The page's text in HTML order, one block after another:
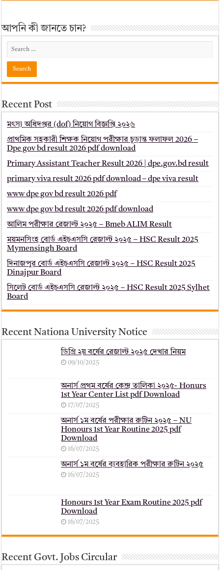
আপনি কী জানতে চান?
Recent Post
মৎস্য অধিদপ্তর (dof) নিয়োগ বিজ্ঞপ্তি ২০২৬
প্রাথমিক সহকারী শিক্ষক নিয়োগ পরীক্ষার চূড়ান্ত ফলাফল 2026 –
Dpe gov bd result 2026 pdf download
Primary Assistant Teacher Result 2026 | dpe.gov.bd result
primary viva result 2026 pdf download – dpe viva result
www dpe gov bd result 2026 pdf
www dpe gov bd result 2026 pdf download
আলিম পরীক্ষার রেজাল্ট ২০২৫ – Bmeb ALIM Result
ময়মনসিংহ বোর্ড এইচএসসি রেজাল্ট ২০২৫ – HSC Result 2025
Mymensingh Board
দিনাজপুর বোর্ড এইচএসসি রেজাল্ট ২০২৫ – HSC Result 2025
Dinajpur Board
সিলেট বোর্ড এইচএসসি রেজাল্ট ২০২৫ – HSC Result 2025 Sylhet
Board
Recent Nationa University Notice
ডিগ্রি ২য় বর্ষের রেজাল্ট ২০২৫ দেখার নিয়ম
09/10/2025
অনার্স প্রথম বর্ষের কেন্দ্র তালিকা ২০২৫- Honurs
1st Year Center List pdf Download
17/07/2025
অনার্স ১ম বর্ষের পরীক্ষার রুটিন ২০২৫ – NU
Honours 1st Year Routine 2025 pdf
Download
16/07/2025
অনার্স ১ম বর্ষের ব্যবহারিক পরীক্ষার ‍রুটিন ২০২৫
16/07/2025
Honours 1st Year Exam Routine 2025 pdf
Download
16/07/2025
Recent Govt. Jobs Circular